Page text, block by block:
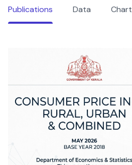
Publications Data